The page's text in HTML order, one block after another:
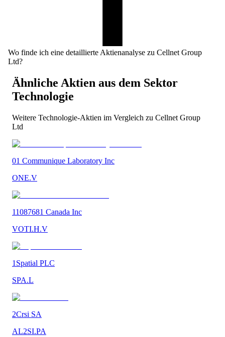
Wo finde ich eine detaillierte Aktienanalyse zu Cellnet Group
Ltd?
Ähnliche Aktien aus dem Sektor
Technologie
Weitere Technologie-Aktien im Vergleich zu Cellnet Group
Ltd
01 Communique Laboratory Inc
ONE.V
11087681 Canada Inc
VOTI.H.V
1Spatial PLC
SPA.L
2Crsi SA
AL2SI.PA